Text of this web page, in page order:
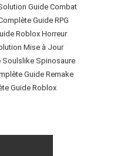
Guide Combat
Guide RPG
Roblox Horreur
Mise à Jour
Soulslike Spinosaure
Guide Remake
Guide Roblox